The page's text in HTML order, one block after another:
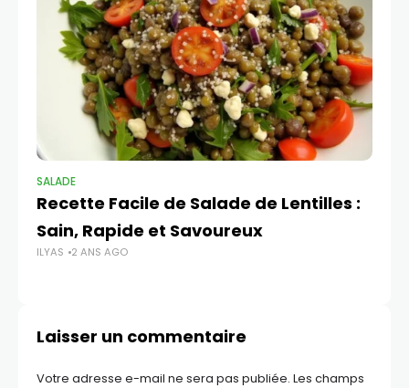
SALADE
Recette Facile de Salade de Lentilles :
Sain, Rapide et Savoureux
ILYAS 2 ANS AGO
Laisser un commentaire
Votre adresse e-mail ne sera pas publiée. Les champs